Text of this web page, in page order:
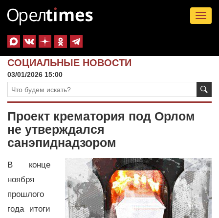
СОЦИАЛЬНЫЕ НОВОСТИ
03/01/2026 15:00
Проект крематория под Орлом
не утверждался
санэпиднадзором
В конце
ноября
прошлого
года итоги